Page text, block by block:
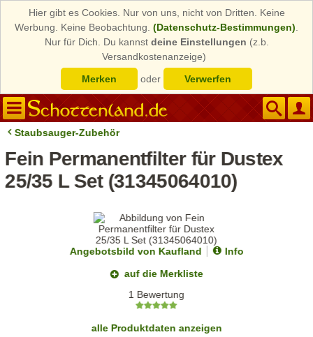
Hier gibt es Cookies. Nur von uns, nicht von Dritten. Keine
Werbung. Keine Beobachtung. (Datenschutz-Bestimmungen)
Nur für Dich. Du kannst deine Einstellungen (z.b.
Versandkostenanzeige)
Merken
oder Verwerfen
Staubsauger-Zubehör
Fein Permanentfilter für Dustex
25/35 L Set (31345064010)
Angebotsbild von Kaufland
Info
auf die Merkliste
1 Bewertung
alle Produktdaten anzeigen